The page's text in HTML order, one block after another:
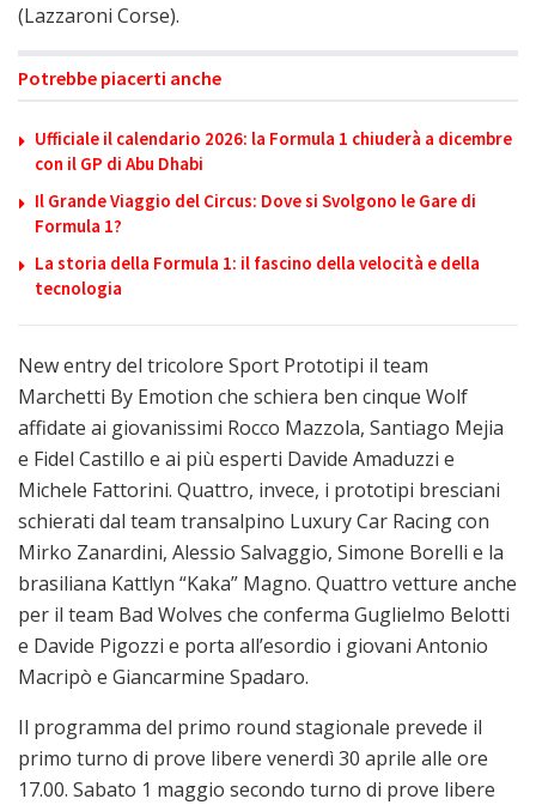
(Lazzaroni Corse).
Potrebbe piacerti anche
Ufficiale il calendario 2026: la Formula 1 chiuderà a dicembre
con il GP di Abu Dhabi
Il Grande Viaggio del Circus: Dove si Svolgono le Gare di
Formula 1?
La storia della Formula 1: il fascino della velocità e della
tecnologia
New entry del tricolore Sport Prototipi il team
Marchetti By Emotion che schiera ben cinque Wolf
affidate ai giovanissimi Rocco Mazzola, Santiago Mejia
e Fidel Castillo e ai più esperti Davide Amaduzzi e
Michele Fattorini. Quattro, invece, i prototipi bresciani
schierati dal team transalpino Luxury Car Racing con
Mirko Zanardini, Alessio Salvaggio, Simone Borelli e la
brasiliana Kattlyn “Kaka” Magno. Quattro vetture anche
per il team Bad Wolves che conferma Guglielmo Belotti
e Davide Pigozzi e porta all’esordio i giovani Antonio
Macripò e Giancarmine Spadaro.
Il programma del primo round stagionale prevede il
primo turno di prove libere venerdì 30 aprile alle ore
17.00. Sabato 1 maggio secondo turno di prove libere